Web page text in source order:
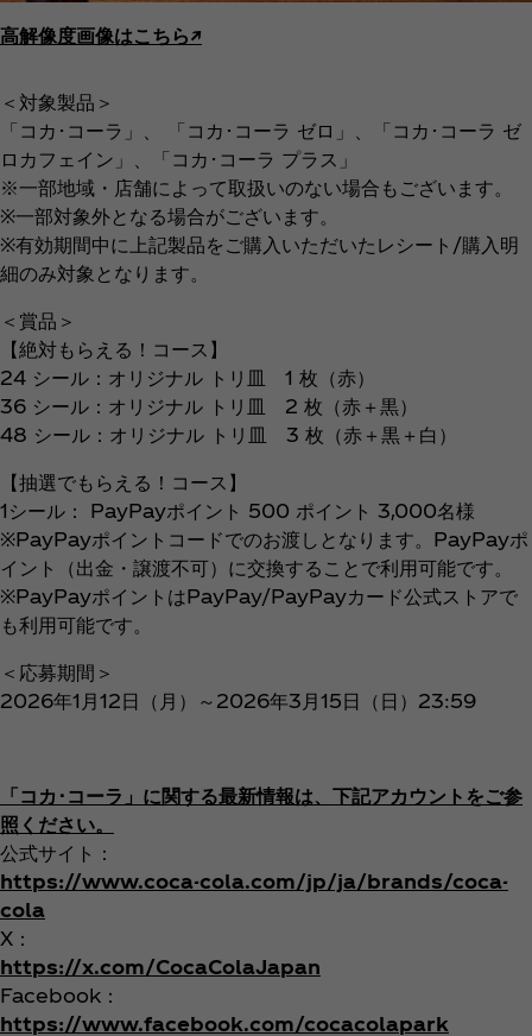
高解像度画像はこちら↗︎
＜対象製品＞
「コカ･コーラ」、 「コカ･コーラ ゼロ」、「コカ･コーラ ゼ
ロカフェイン」、「コカ･コーラ プラス」
※一部地域・店舗によって取扱いのない場合もございます。
※一部対象外となる場合がございます。
※有効期間中に上記製品をご購入いただいたレシート/購入明
細のみ対象となります。
＜賞品＞
【絶対もらえる！コース】
24 シール：オリジナル トリ皿 1 枚（赤）
36 シール：オリジナル トリ皿 2 枚（赤＋黒）
48 シール：オリジナル トリ皿 3 枚（赤＋黒＋白）
【抽選でもらえる！コース】
1シール： PayPayポイント 500 ポイント 3,000名様
※PayPayポイントコードでのお渡しとなります。PayPayポ
イント（出金・譲渡不可）に交換することで利用可能です。
※PayPayポイントはPayPay/PayPayカード公式ストアで
も利用可能です。
＜応募期間＞
2026年1月12日（月）～2026年3月15日（日）23:59
「コカ･コーラ」に関する最新情報は、下記アカウントをご参
照ください。
公式サイト：
https://www.coca-cola.com/jp/ja/brands/coca-
cola
X：
https://x.com/CocaColaJapan
Facebook：
https://www.facebook.com/cocacolapark